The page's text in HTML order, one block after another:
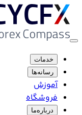
خدمات
رسانه‌ها
آموزش
فروشگاه
درباره‌ما